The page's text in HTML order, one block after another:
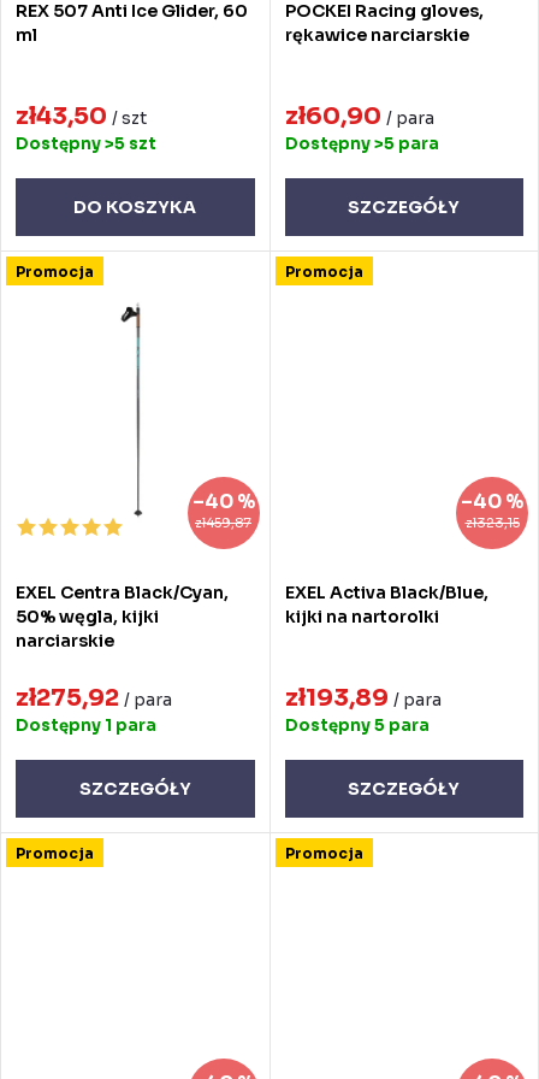
p
o
k
t
d
k
w
REX 507 Anti Ice Glider, 60
ml
zł43,50 / szt
Dostępny>5 szt
DO KOSZYKA
POCKEI Racing gloves,
rękawice narciarskie
zł60,90 / para
Dostępny>5 para
SZCZEGÓŁY
Promocja
zł459,87
–40 %
EXEL Centra Black/Cyan,
50% węgla, kijki
narciarskie
zł275,92 / para
Dostępny 1 para
SZCZEGÓŁY
Promocja
zł323,15
–40 %
EXEL Activa Black/Blue,
kijki na nartorolki
zł193,89 / para
Dostępny5 para
SZCZEGÓŁY
Promocja Promocja